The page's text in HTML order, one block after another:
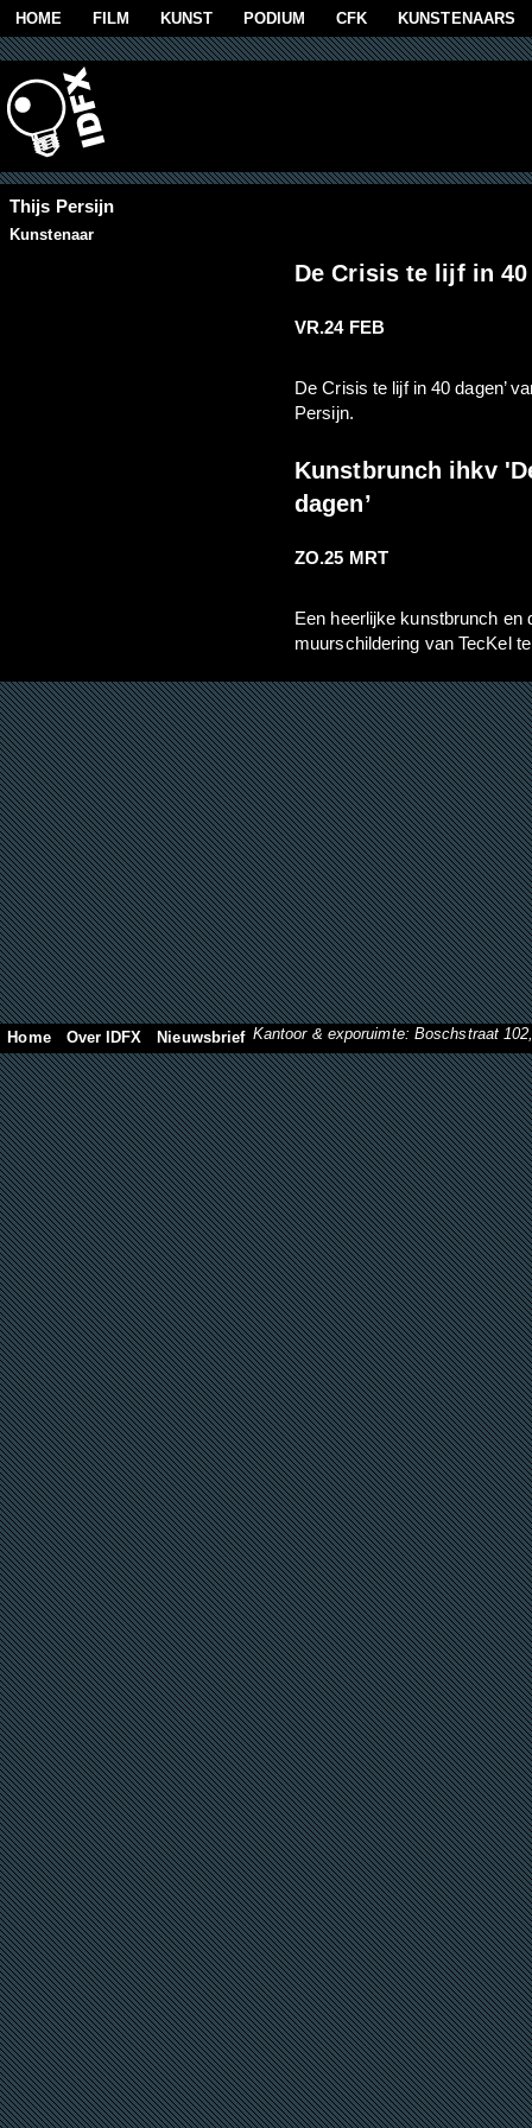
Overslaan en naar de algemene inhoud gaan
HOME FILM KUNST PODIUM CFK KUNSTENAARS
Thijs Persijn
Kunstenaar
De Crisis te lijf in 40
VR.24 FEB
De Crisis te lijf in 40 dagen’
Persijn.
Kunstbrunch ihkv
dagen’
ZO.25 MRT
Een heerlijke kunstbrunch en
muurschildering van TecKel
Home Over IDFX Nieuwsbrief Kantoor & exporuimte: Boschstraat